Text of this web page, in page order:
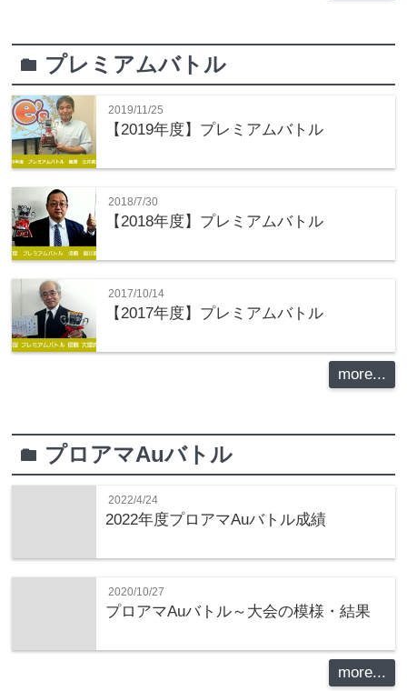
folder プレミアムバトル
2019/11/25
【2019年度】プレミアムバトル
2018/7/30
【2018年度】プレミアムバトル
2017/10/14
【2017年度】プレミアムバトル
more...
folder プロアマAuバトル
2022/4/24
2022年度プロアマAuバトル成績
2020/10/27
プロアマAuバトル～大会の模様・結果
more...